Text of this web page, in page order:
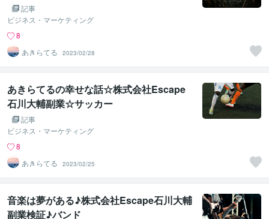
記事
ビジネス・マーケティング
8
あきらてる
2023/02/28
あきらてるの幸せな話☆株式会社Escape
石川大輔副業☆サッカー
記事
ビジネス・マーケティング
8
あきらてる
2023/02/25
音楽は夢がある♪株式会社Escape石川大輔
副業検証♪バンド